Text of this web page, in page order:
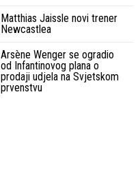
Matthias Jaissle novi trener
Newcastlea
Arsène Wenger se ogradio
od Infantinovog plana o
prodaji udjela na Svjetskom
prvenstvu